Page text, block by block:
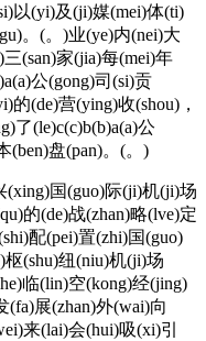
以(yi)及(ji)媒(mei)体(ti)
。(。)业(ye)内(nei)大
(san)家(jia)每(mei)年
公(gong)司(si)贡
的(de)营(ying)收(shou)，
了(le)c(c)b(b)a(a)公
(ben)盘(pan)。(。)
国(guo)际(ji)机(ji)场
的(de)战(zhan)略(lve)定
配(pei)置(zhi)国(guo)
枢(shu)纽(niu)机(ji)场
临(lin)空(kong)经(jing)
(fa)展(zhan)外(wai)向
来(lai)会(hui)吸(xi)引